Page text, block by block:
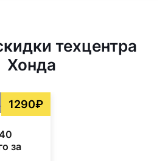
техцентра
Хонда
1290₽
за